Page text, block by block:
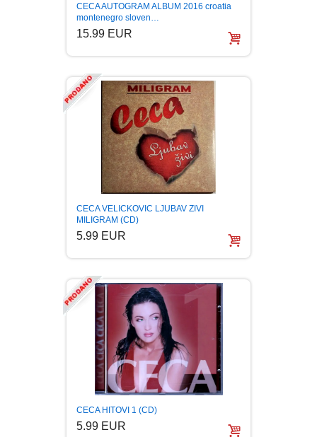
EDUKATIVNI
EROTSKI
ESEJISTIKA
FANTASTIKA
HOROR
INTERNET I RAČUNARI
ISTORIJSKI
KLASICI
KNJIGE ZA DECU
KOMEDIJA
KRIMINALISTIČKI
KUVARI
CECA AUTOGRAM ALBUM 2016 croatia
montenegro sloven…
15.99 EUR
CECA VELICKOVIC LJUBAV ZIVI
MILIGRAM (CD)
5.99 EUR
CECA HITOVI 1 (CD)
5.99 EUR